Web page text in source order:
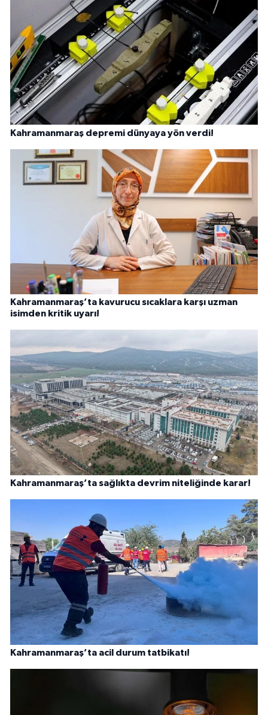
Kahramanmaraş depremi dünyaya yön verdi!
Kahramanmaraş’ta kavurucu sıcaklara karşı uzman
isimden kritik uyarı!
Kahramanmaraş’ta sağlıkta devrim niteliğinde karar!
Kahramanmaraş’ta acil durum tatbikatı!